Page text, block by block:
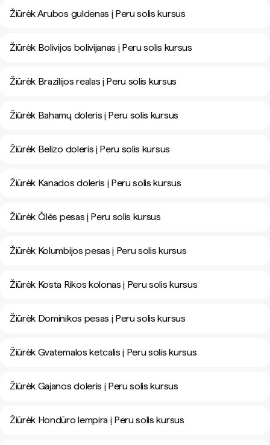
Žiūrėk Arubos guldenas į Peru solis kursus
Žiūrėk Bolivijos bolivijanas į Peru solis kursus
Žiūrėk Brazilijos realas į Peru solis kursus
Žiūrėk Bahamų doleris į Peru solis kursus
Žiūrėk Belizo doleris į Peru solis kursus
Žiūrėk Kanados doleris į Peru solis kursus
Žiūrėk Čilės pesas į Peru solis kursus
Žiūrėk Kolumbijos pesas į Peru solis kursus
Žiūrėk Kosta Rikos kolonas į Peru solis kursus
Žiūrėk Dominikos pesas į Peru solis kursus
Žiūrėk Gvatemalos ketcalis į Peru solis kursus
Žiūrėk Gajanos doleris į Peru solis kursus
Žiūrėk Hondūro lempira į Peru solis kursus